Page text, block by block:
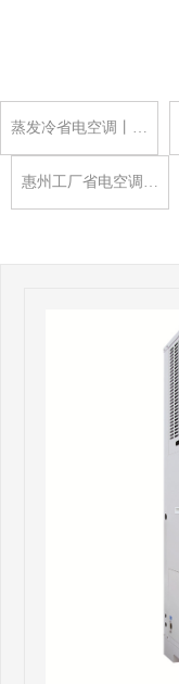
蒸发冷省电空调丨…
惠州工厂省电空调…